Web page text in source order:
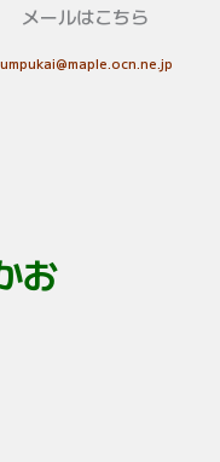
メールはこちら
お